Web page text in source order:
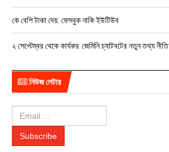
কে বেশি টাকা দেয়, ফেসবুক নাকি ইউটিউব
২ সেপ্টেম্বর থেকে কার্যকর: জেমিনি চ্যাটবটের নতুন তথ্য নীতি
নিউজ লেটার